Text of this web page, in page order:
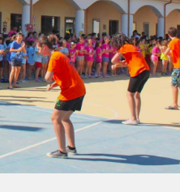
-Centro Don Bosco